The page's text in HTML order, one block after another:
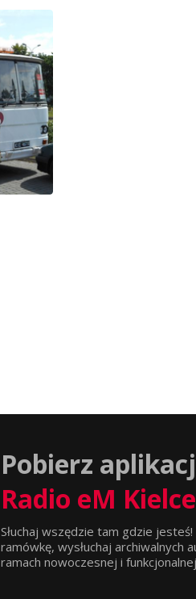
Pobierz
Radio eM Kielce
Słuchaj wszędzie tam gdzie
ramówkę, wysłuchaj archiwalnych
ramach nowoczesnej i